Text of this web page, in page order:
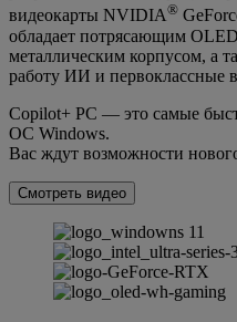
видеокарты NVIDIA®
обладает потрясающим
металлическим корпусом, а
работу ИИ и первоклассные
Copilot+ PC — это самые
ОС Windows.
Вас ждут возможности
Смотреть видео